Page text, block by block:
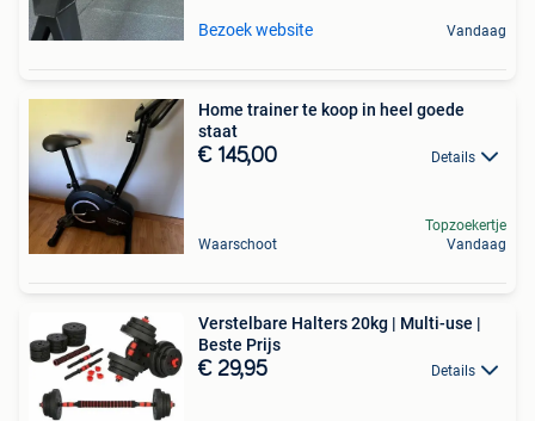
Bezoek website Vandaag
Home trainer te koop in heel goede
staat
€ 145,00 Details
Waarschoot
Topzoekertje
Vandaag
Verstelbare Halters 20kg | Multi-use |
Beste Prijs
€ 29,95 Details